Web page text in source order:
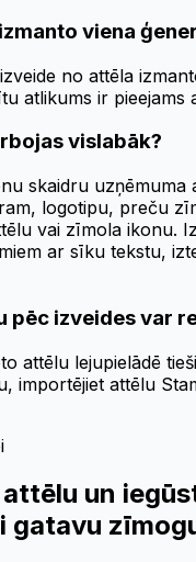
viena
no attēla
atlikums ir pieejams
vislabāk?
skaidru uzņēmuma
logotipu, preču
vai zīmola ikonu.
ar sīku tekstu,
pēc izveides var
attēlu lejupielādē
importējiet attēlu
un
gatavu